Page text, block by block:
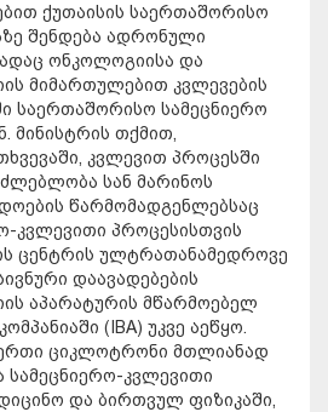
ქუთაისის საერთაშორისო
შენდება ადრონული
ონკოლოგიისა და
მიმართულებით კვლევების
საერთაშორისო სამეცნიერო
მინისტრის თქმით,
კვლევით პროცესში
სან მარინოს
წარმომადგენლებსაც
კვლევითი პროცესისთვის
ცენტრის ულტრათანამედროვე
დაავადებების
აპარატურის მწარმოებელ
(IBA) უკვე აეწყო.
ერთი ციკლოტრონი მთლიანად
სამეცნიერო-კვლევითი
და ბირთვულ ფიზიკაში,